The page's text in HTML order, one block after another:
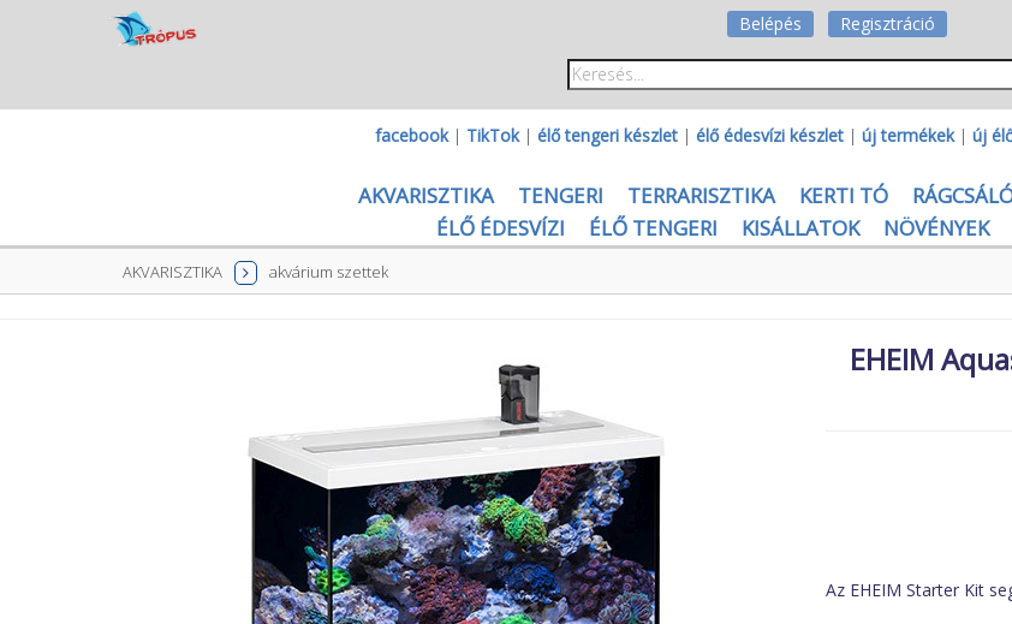
Belépés Regisztráció
facebook| TikTok| élő tengeri készlet | élő édesvízi készlet | új termékek| új
AKVARISZTIKA TENGERI TERRARISZTIKA KERTI TÓ
ÉLŐ ÉDESVÍZI
ÉLŐ TENGERI KISÁLLATOK NÖVÉNYEK
AKVARISZTIKA akvárium szettek
EHEIM
Az EHEIM Starter Kit